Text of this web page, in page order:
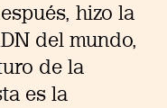
hizo la
del mundo,
de la
es la